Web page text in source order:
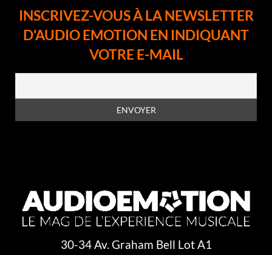
INSCRIVEZ-VOUS À LA NEWSLETTER
D'AUDIO EMOTION EN INDIQUANT
VOTRE E-MAIL
30-34 Av. Graham Bell Lot A1